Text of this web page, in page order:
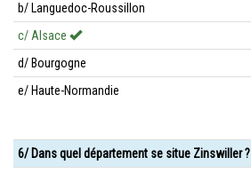
b/ Languedoc-Roussillon
c/ Alsace
d/ Bourgogne
e/ Haute-Normandie
6/ Dans quel département se situe Zinswiller ?